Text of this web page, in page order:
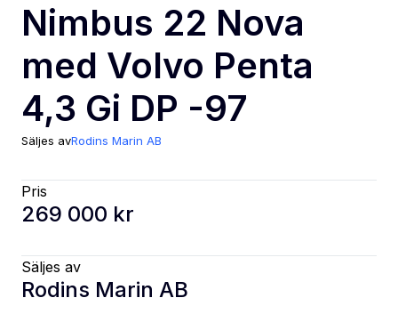
Nimbus 22 Nova
med Volvo Penta
4,3 Gi DP -97
Säljes avRodins Marin AB
Pris
269 000 kr
Säljes av
Rodins Marin AB